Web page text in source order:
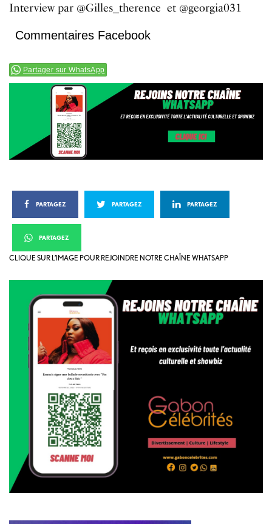
Interview par @Gilles_therence et @georgia031
Commentaires Facebook
Partager sur WhatsApp
PARTAGEZ PARTAGEZ PARTAGEZ
PARTAGEZ
CLIQUE SUR L’IMAGE POUR REJOINDRE NOTRE CHAÎNE WHATSAPP